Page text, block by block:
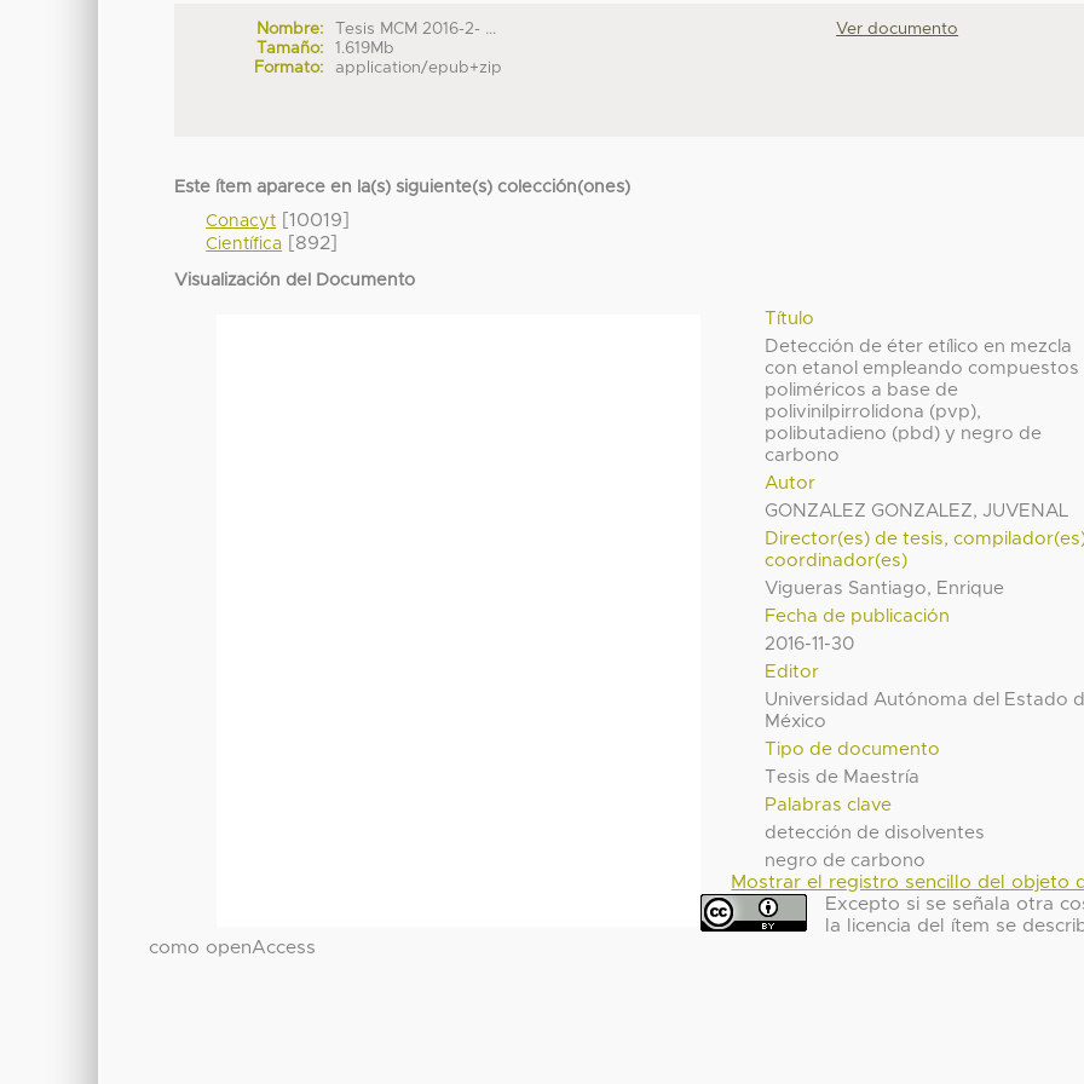
Nombre:
Tesis MCM 2016-2- ...
Tamaño:
1.619Mb
Formato:
application/epub+zip
Ver documento
Este ítem aparece en la(s) siguiente(s) colección(ones)
Conacyt [10019]
Científica [892]
Visualización del Documento
Título
Detección de éter etílico en mezcla
con etanol empleando compuestos
poliméricos a base de
polivinilpirrolidona (pvp),
polibutadieno (pbd) y negro de
carbono
Autor
GONZALEZ GONZALEZ, JUVENAL
Director(es) de tesis,
coordinador(es)
Vigueras Santiago, Enrique
Fecha de publicación
2016-11-30
Editor
Universidad Autónoma del Estado
México
Tipo de documento
Tesis de Maestría
Palabras clave
detección de disolventes
negro de carbono
Mostrar el registro sencillo del objeto
Excepto si se señala otra
la licencia del ítem se
como openAccess